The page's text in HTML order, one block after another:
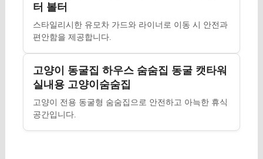
터 볼터
스타일리시한 유모차 가드와 라이너로 이동 시 안전과
편안함을 제공합니다.
고양이 동굴집 하우스 숨숨집 동굴 캣타워
실내용 고양이숨숨집
고양이 전용 동굴형 숨숨집으로 안전하고 아늑한 휴식
공간입니다.